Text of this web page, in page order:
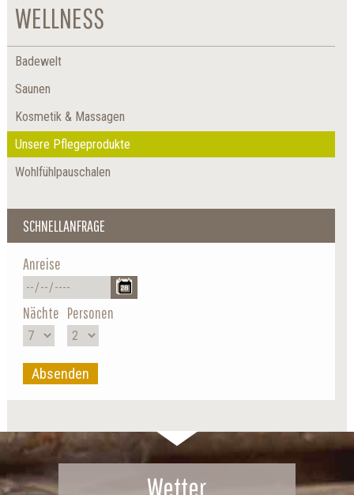
WELLNESS
Badewelt
Saunen
Kosmetik & Massagen
Unsere Pflegeprodukte
Wohlfühlpauschalen
SCHNELLANFRAGE
Anreise
Nächte Personen
Absenden
Wetter